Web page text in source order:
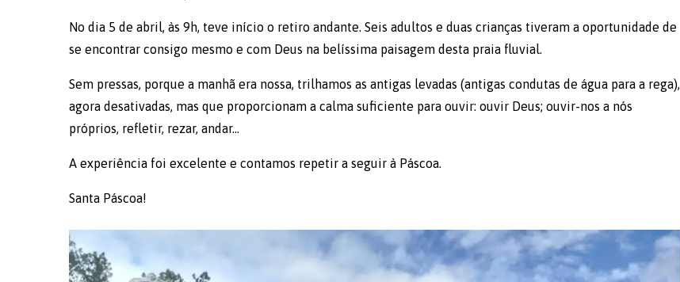
No dia 5 de abril, às 9h, teve início o retiro andante. Seis adultos e duas crianças tiveram a oportunidade de
se encontrar consigo mesmo e com Deus na belíssima paisagem desta praia fluvial.
Sem pressas, porque a manhã era nossa, trilhamos as antigas levadas (antigas condutas de água para a rega),
agora desativadas, mas que proporcionam a calma suficiente para ouvir: ouvir Deus; ouvir-nos a nós
próprios, refletir, rezar, andar…
A experiência foi excelente e contamos repetir a seguir à Páscoa.
Santa Páscoa!